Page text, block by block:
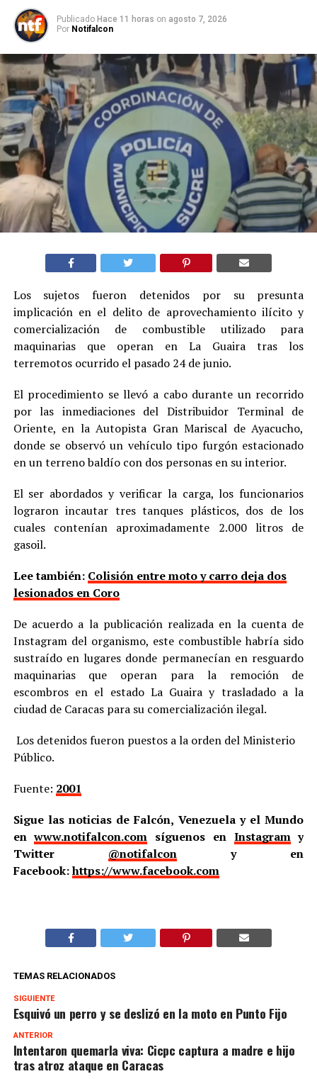
Publicado Hace 11 horas on agosto 7, 2026
Por Notifalcon
Los sujetos fueron detenidos por su presunta
implicación en el delito de aprovechamiento ilícito y
comercialización de combustible utilizado para
maquinarias que operan en La Guaira tras los
terremotos ocurrido el pasado 24 de junio.
El procedimiento se llevó a cabo durante un recorrido
por las inmediaciones del Distribuidor Terminal de
Oriente, en la Autopista Gran Mariscal de Ayacucho,
donde se observó un vehículo tipo furgón estacionado
en un terreno baldío con dos personas en su interior.
El ser abordados y verificar la carga, los funcionarios
lograron incautar tres tanques plásticos, dos de los
cuales contenían aproximadamente 2.000 litros de
gasoil.
Lee también: Colisión entre moto y carro deja dos
lesionados en Coro
De acuerdo a la publicación realizada en la cuenta de
Instagram del organismo, este combustible habría sido
sustraído en lugares donde permanecían en resguardo
maquinarias que operan para la remoción de
escombros en el estado La Guaira y trasladado a la
ciudad de Caracas para su comercialización ilegal.
Los detenidos fueron puestos a la orden del Ministerio
Público.
Fuente: 2001
Sigue las noticias de Falcón, Venezuela y el Mundo
enwww.notifalcon.com síguenos en Instagramy
Twitter @notifalcony en
Facebook:https://www.facebook.com
TEMAS RELACIONADOS
SIGUIENTE
Esquivó un perro y se deslizó en la moto en Punto Fijo
ANTERIOR
Intentaron quemarla viva: Cicpc captura a madre e hijo
tras atroz ataque en Caracas